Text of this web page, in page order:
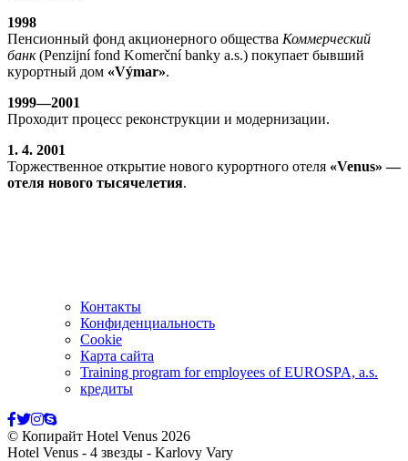
1998
Пенсионный фонд акционерного общества Коммерческий
банк(Penzijní fond Komerční banky a.s.) покупает бывший
курортный дом «Výmar».
1999—2001
Проходит процесс реконструкции и модернизации.
1. 4. 2001
Торжественное открытие нового курортного отеля «Venus» —
отеля нового тысячелетия.
Контакты
Конфиденциальность
Cookie
Карта сайта
Training program for employees of EUROSPA, a.s.
кредиты
© Копирайт Hotel Venus 2026
Hotel Venus - 4 звезды - Karlovy Vary